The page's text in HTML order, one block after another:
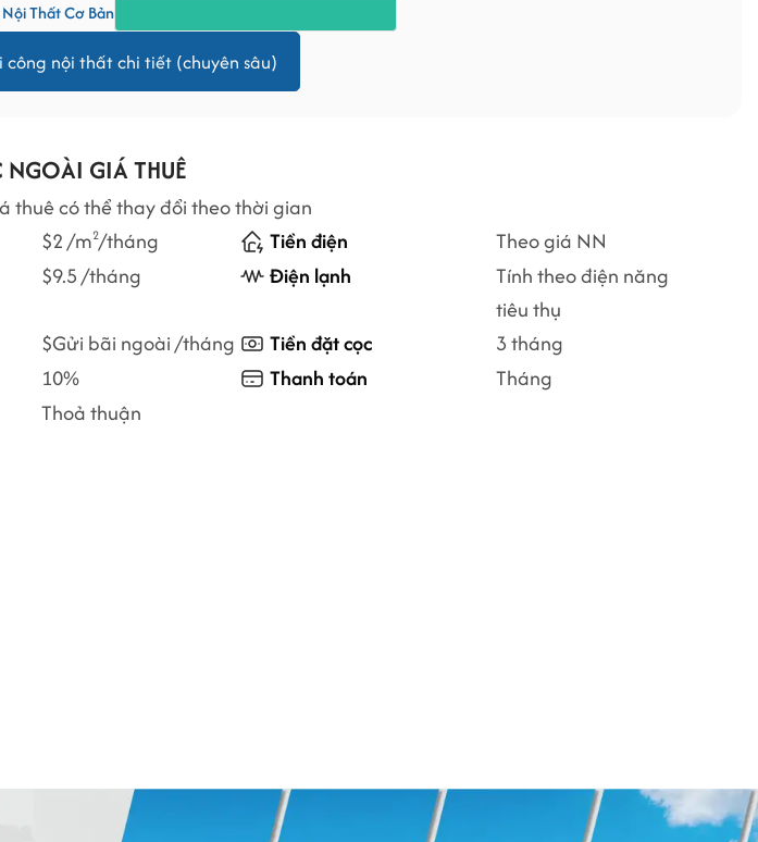
Thất Cơ Bản
nội thất chi tiết (chuyên sâu)
GIÁ THUÊ
thuê có thể thay đổi theo thời gian
$2 /m2/tháng Tiền điện
Theo giá NN
$9.5 /tháng Điện lạnh
Tính theo điện năng
tiêu thụ
$Gửi bãi ngoài /tháng Tiền đặt cọc
3 tháng
10% Thanh toán
Tháng
Thoả thuận